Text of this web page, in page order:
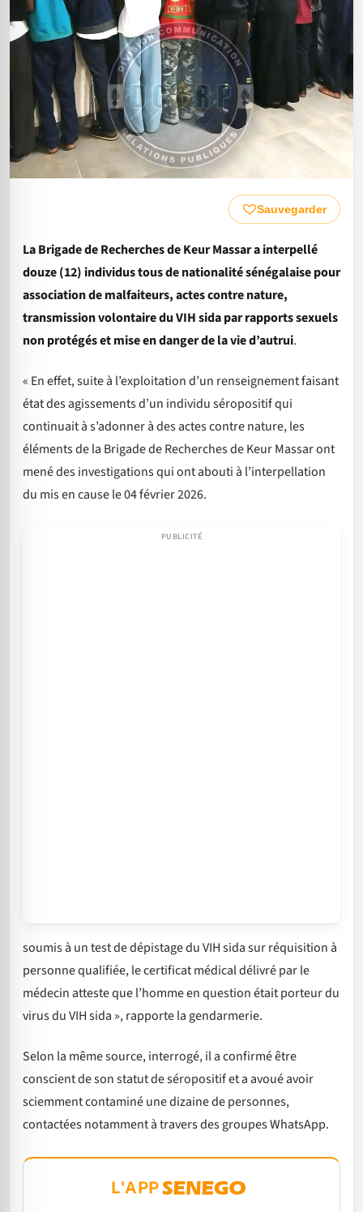
Sauvegarder
La Brigade de Recherches de Keur Massar a interpellé
douze (12) individus tous de nationalité sénégalaise pour
association de malfaiteurs, actes contre nature,
transmission volontaire du VIH sida par rapports sexuels
non protégés et mise en danger de la vie d’autrui.
« En effet, suite à l’exploitation d’un renseignement faisant
état des agissements d’un individu séropositif qui
continuait à s’adonner à des actes contre nature, les
éléments de la Brigade de Recherches de Keur Massar ont
mené des investigations qui ont abouti à l’interpellation
du mis en cause le 04 février 2026.
soumis à un test de dépistage du VIH sida sur réquisition à
personne qualifiée, le certificat médical délivré par le
médecin atteste que l’homme en question était porteur du
virus du VIH sida », rapporte la gendarmerie.
Selon la même source, interrogé, il a confirmé être
conscient de son statut de séropositif et a avoué avoir
sciemment contaminé une dizaine de personnes,
contactées notamment à travers des groupes WhatsApp.
L'APP